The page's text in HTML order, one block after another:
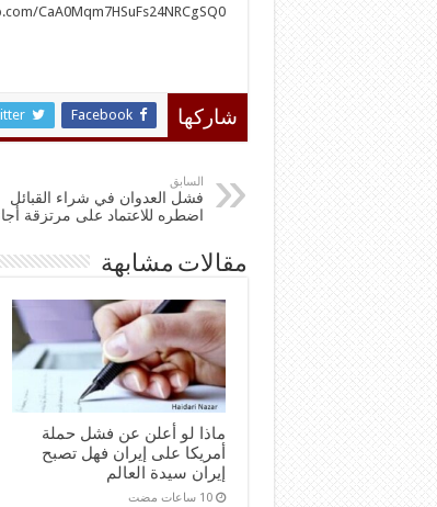
CaA0Mqm7HSuFs24NRCgSQ0
شاركها Facebook
السابق
فشل العدوان في شراء القبائل
اضطره للاعتماد على مرتزقة
مقالات مشابهة
ماذا لو أعلن عن فشل حملة
أمريكا على إيران فهل تصبح
إيران سيدة العالم
‏10 ساعات مضت